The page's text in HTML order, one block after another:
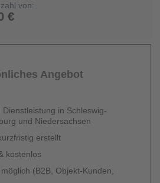
von:
€
Angebot
in Schleswig-
und Niedersachsen
erstellt
kostenlos
(B2B, Objekt-Kunden,